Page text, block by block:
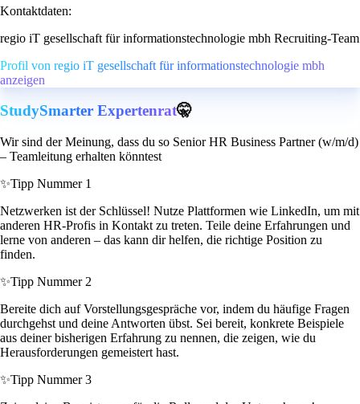
Kontaktdaten:
regio iT gesellschaft für informationstechnologie mbh Recruiting-Team
Profil von regio iT gesellschaft für informationstechnologie mbh
anzeigen
StudySmarter Expertenrat🤫
Wir sind der Meinung, dass du so Senior HR Business Partner (w/m/d)
– Teamleitung erhalten könntest
✨Tipp Nummer 1
Netzwerken ist der Schlüssel! Nutze Plattformen wie LinkedIn, um mit
anderen HR-Profis in Kontakt zu treten. Teile deine Erfahrungen und
lerne von anderen – das kann dir helfen, die richtige Position zu
finden.
✨Tipp Nummer 2
Bereite dich auf Vorstellungsgespräche vor, indem du häufige Fragen
durchgehst und deine Antworten übst. Sei bereit, konkrete Beispiele
aus deiner bisherigen Erfahrung zu nennen, die zeigen, wie du
Herausforderungen gemeistert hast.
✨Tipp Nummer 3